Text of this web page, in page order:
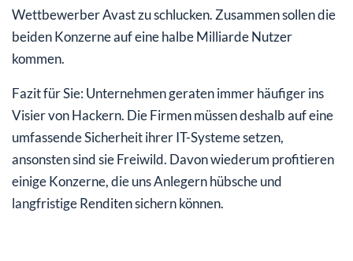
Wettbewerber Avast zu schlucken. Zusammen sollen die
beiden Konzerne auf eine halbe Milliarde Nutzer
kommen.
Fazit für Sie: Unternehmen geraten immer häufiger ins
Visier von Hackern. Die Firmen müssen deshalb auf eine
umfassende Sicherheit ihrer IT-Systeme setzen,
ansonsten sind sie Freiwild. Davon wiederum profitieren
einige Konzerne, die uns Anlegern hübsche und
langfristige Renditen sichern können.